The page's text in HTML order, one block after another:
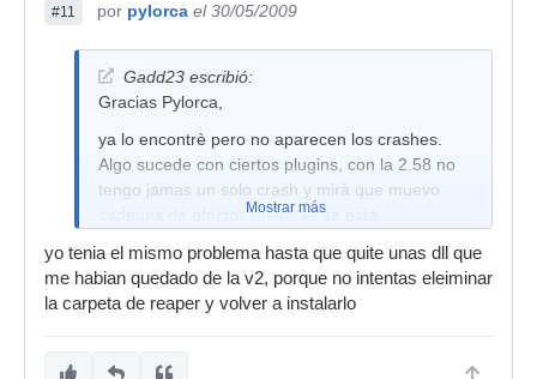
#11 por pylorca el 30/05/2009
Gadd23 escribió:
Gracias Pylorca,
ya lo encontrè pero no aparecen los crashes.
Algo sucede con ciertos plugins, con la 2.58 no
tengo jamas un solo crash y mirà que muevo
cadenas de efectos mientras se està
v3 està un poquito inestable con ciertos plugins,
muchos usuarios estan reportando lo mismo.
Saludos
Mostrar más
yo tenia el mismo problema hasta que quite unas dll que
me habian quedado de la v2, porque no intentas eleiminar
la carpeta de reaper y volver a instalarlo